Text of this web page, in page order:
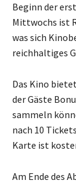
Beginn der
Mittwochs ist
was sich
reichhaltiges
Das Kino
der Gäste
sammeln
nach 10
Karte ist
Am Ende des